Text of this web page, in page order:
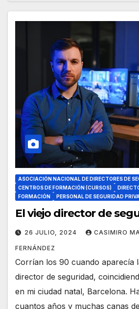
ASOCIACIÓN NACIONAL DE DIRECTORES DE
CENTROS DE FORMACIÓN (CURSOS)
FORMACIÓN
PERSONAL DE SEGURIDAD
El viejo director de
26 JULIO, 2024 CASIMIRO
FERNÁNDEZ
Corrían los 90 cuando aparecía
director de seguridad,
en mi ciudad natal, Barcelona.
cuantos años y muchas canas